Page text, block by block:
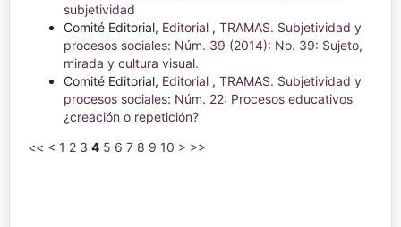
subjetividad
Comité Editorial, Editorial , TRAMAS. Subjetividad y
procesos sociales: Núm. 39 (2014): No. 39: Sujeto,
mirada y cultura visual.
Comité Editorial, Editorial , TRAMAS. Subjetividad y
procesos sociales: Núm. 22: Procesos educativos
¿creación o repetición?
<< < 1 2 3 4 5 6 7 8 9 10 > >>